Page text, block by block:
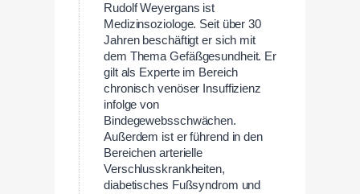
Rudolf Weyergans ist
Medizinsoziologe. Seit über 30
Jahren beschäftigt er sich mit
dem Thema Gefäßgesundheit. Er
gilt als Experte im Bereich
chronisch venöser Insuffizienz
infolge von
Bindegewebsschwächen.
Außerdem ist er führend in den
Bereichen arterielle
Verschlusskrankheiten,
diabetisches Fußsyndrom und